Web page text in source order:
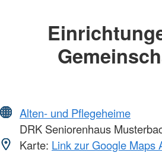
Alten- und Pflegeheime
DRK Seniorenhaus
Karte: Link zur Google Maps